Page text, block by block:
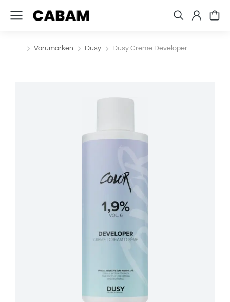
Du är här:Varumärken Dusy Dusy Creme Developer…